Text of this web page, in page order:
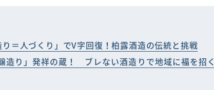
り＝人づくり」でV字回復！柏露酒造の伝統と挑戦
造り」発祥の蔵！ ブレない酒造りで地域に福を招く